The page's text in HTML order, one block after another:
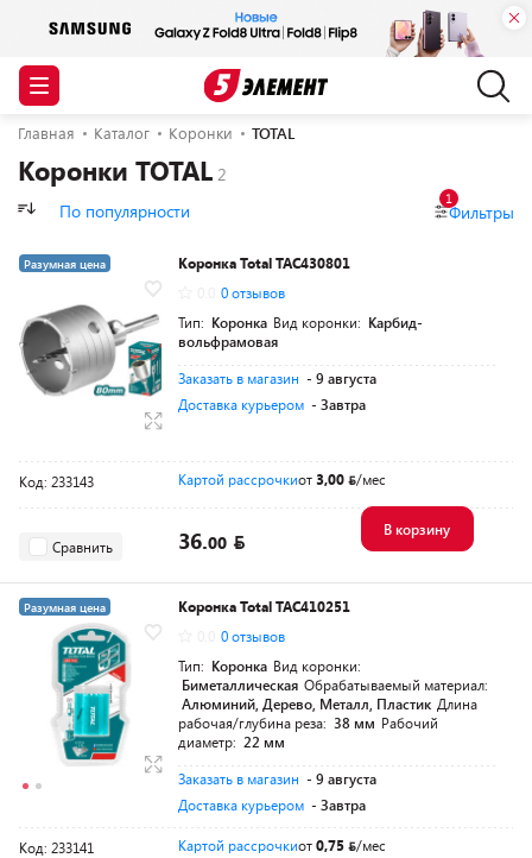
Главная Каталог Коронки TOTAL
Коронки TOTAL
По популярности Фильтры
1
Разумная цена
Коронка Total TAC430801
0 отзывов
Тип: Коронка Вид коронки: Карбид-
вольфрамовая
Заказать в магазин - 9 августа
Доставка курьером - Завтра
Код: 233143 Картой рассрочкиот3,00 /мес
Сравнить 36.00
В корзину
Разумная цена
Коронка Total TAC410251
0 отзывов
Тип: Коронка Вид коронки:
Биметаллическая Обрабатываемый материал:
Алюминий, Дерево, Металл, Пластик Длина
рабочая/глубина реза: 38 мм Рабочий
диаметр: 22 мм
Заказать в магазин - 9 августа
Доставка курьером - Завтра
Код: 233141 Картой рассрочкиот0,75 /мес